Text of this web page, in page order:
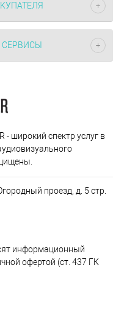
- широкий спектр услуг в
проезд, д. 5 стр.
информационный
офертой (ст. 437 ГК